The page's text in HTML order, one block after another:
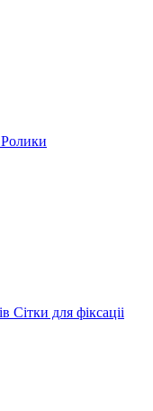
Ролики
Сітки для фіксаціі